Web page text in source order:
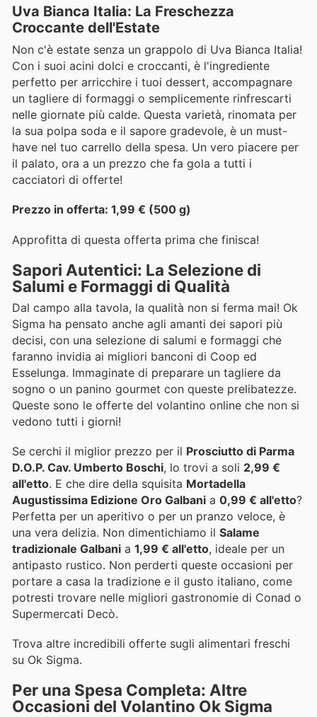
Uva Bianca Italia: La Freschezza
Croccante dell'Estate
Non c'è estate senza un grappolo di Uva Bianca Italia!
Con i suoi acini dolci e croccanti, è l'ingrediente
perfetto per arricchire i tuoi dessert, accompagnare
un tagliere di formaggi o semplicemente rinfrescarti
nelle giornate più calde. Questa varietà, rinomata per
la sua polpa soda e il sapore gradevole, è un must-
have nel tuo carrello della spesa. Un vero piacere per
il palato, ora a un prezzo che fa gola a tutti i
cacciatori di offerte!
Prezzo in offerta: 1,99 € (500 g)
Approfitta di questa offerta prima che finisca!
Sapori Autentici: La Selezione di
Salumi e Formaggi di Qualità
Dal campo alla tavola, la qualità non si ferma mai! Ok
Sigma ha pensato anche agli amanti dei sapori più
decisi, con una selezione di salumi e formaggi che
faranno invidia ai migliori banconi di Coop ed
Esselunga. Immaginate di preparare un tagliere da
sogno o un panino gourmet con queste prelibatezze.
Queste sono le offerte del volantino online che non si
vedono tutti i giorni!
Se cerchi il miglior prezzo per il Prosciutto di Parma
D.O.P. Cav. Umberto Boschi, lo trovi a soli 2,99 €
all'etto. E che dire della squisita Mortadella
Augustissima Edizione Oro Galbani a 0,99 € all'etto?
Perfetta per un aperitivo o per un pranzo veloce, è
una vera delizia. Non dimentichiamo il Salame
tradizionale Galbani a 1,99 € all'etto, ideale per un
antipasto rustico. Non perderti queste occasioni per
portare a casa la tradizione e il gusto italiano, come
potresti trovare nelle migliori gastronomie di Conad o
Supermercati Decò.
Trova altre incredibili offerte sugli alimentari freschi
su Ok Sigma.
Per una Spesa Completa: Altre
Occasioni del Volantino Ok Sigma